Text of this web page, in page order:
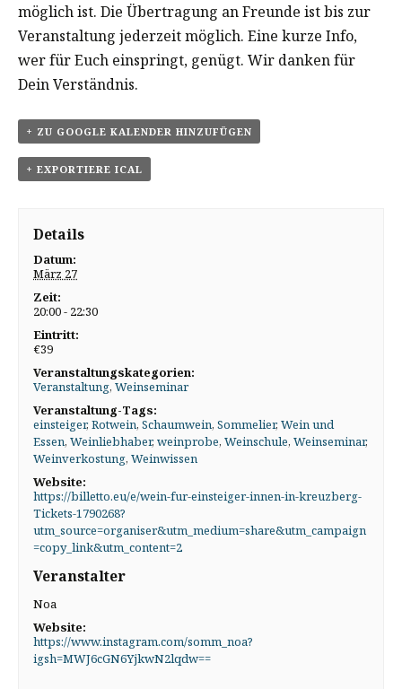
möglich ist. Die Übertragung an Freunde ist bis zur
Veranstaltung jederzeit möglich. Eine kurze Info,
wer für Euch einspringt, genügt. Wir danken für
Dein Verständnis.
+ ZU GOOGLE KALENDER HINZUFÜGEN
+ EXPORTIERE ICAL
Details
Datum:
März 27
Zeit:
20:00 - 22:30
Eintritt:
€39
Veranstaltungskategorien:
Veranstaltung,Weinseminar
Veranstaltung-Tags:
einsteiger,Rotwein,Schaumwein,Sommelier,Wein und
Essen,Weinliebhaber,weinprobe,Weinschule,Weinseminar,
Weinverkostung,Weinwissen
Website:
https://billetto.eu/e/wein-fur-einsteiger-innen-in-kreuzberg-
Tickets-1790268?
utm_source=organiser&utm_medium=share&utm_campaign
=copy_link&utm_content=2
Veranstalter
Noa
Website:
https://www.instagram.com/somm_noa?
igsh=MWJ6cGN6YjkwN2lqdw==